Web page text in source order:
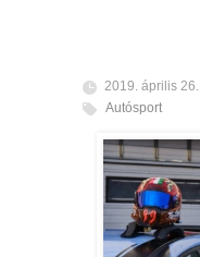
2019. április 26.
Autósport